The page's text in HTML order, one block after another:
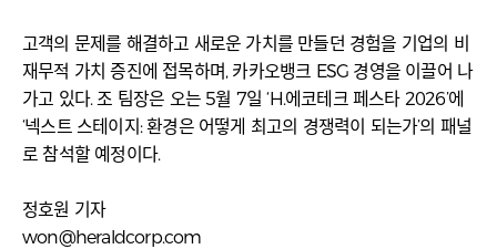
고객의 문제를 해결하고 새로운 가치를 만들던 경험을 기업의 비
재무적 가치 증진에 접목하며, 카카오뱅크 ESG 경영을 이끌어 나
가고 있다. 조 팀장은 오는 5월 7일 ‘H.에코테크 페스타 2026’에
‘넥스트 스테이지: 환경은 어떻게 최고의 경쟁력이 되는가’의 패널
로 참석할 예정이다.
정호원 기자
won@heraldcorp.com